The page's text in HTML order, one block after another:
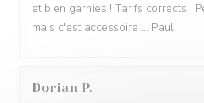
et bien garnies ! Tarifs corrects .
mais c'est accessoire ... Paul
Dorian P